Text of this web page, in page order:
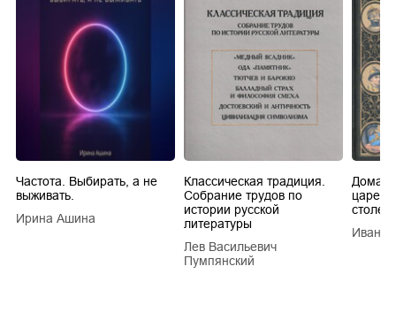
Частота. Выбирать, а не
выживать.
Ирина Ашина
Классическая традиция.
Собрание трудов по
истории русской
литературы
Лев Васильевич
Пумпянский
царей
Иван